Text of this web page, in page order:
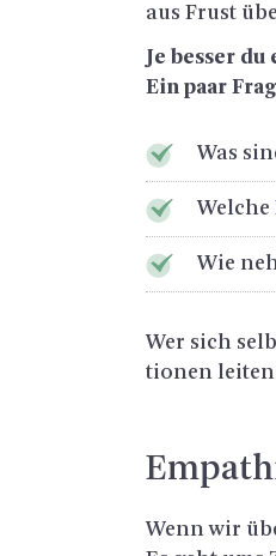
aus Frust
Je bes­ser
Ein paar
Was
Wie
Wer sich
tio­nen lei­ten
Wenn wir